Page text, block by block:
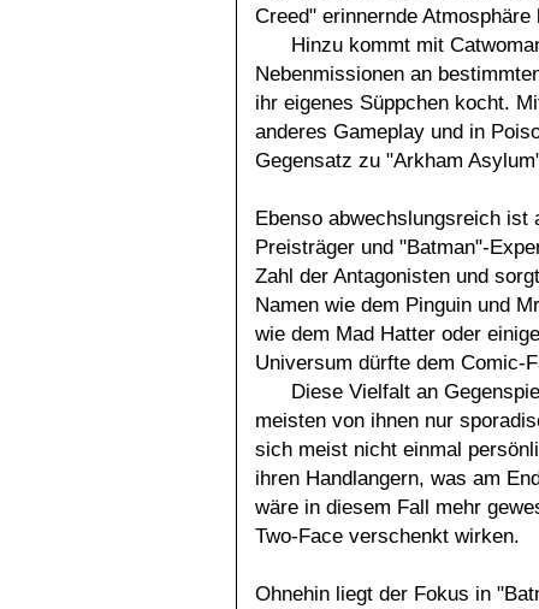
Creed" erinnernde Atmosphäre
Hinzu kommt mit
Nebenmissionen an
ihr eigenes Süppchen kocht.
anderes Gameplay und in
Gegensatz zu "Arkham
Ebenso abwechslungsreich ist
Preisträger und "Batman"-
Zahl der Antagonisten und
Namen wie dem Pinguin und
wie dem Mad Hatter oder
Universum dürfte dem Comic-
Diese Vielfalt an
meisten von ihnen nur
sich meist nicht einmal
ihren Handlangern, was am
wäre in diesem Fall mehr
Two-Face verschenkt wirken.
Ohnehin liegt der Fokus in